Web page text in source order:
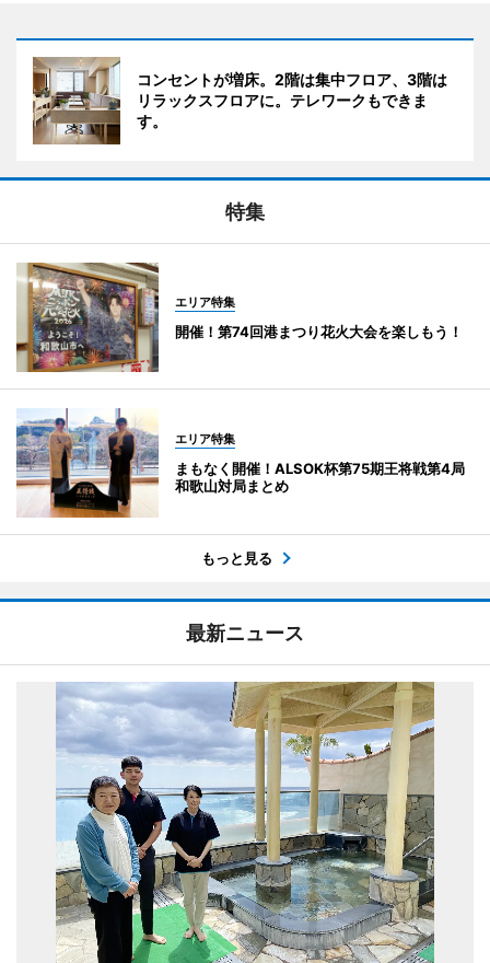
コンセントが増床。2階は集中フロア、3階は
リラックスフロアに。テレワークもできま
す。
特集
エリア特集
開催！第74回港まつり花火大会を楽しもう！
エリア特集
まもなく開催！ALSOK杯第75期王将戦第4局
和歌山対局まとめ
もっと見る
最新ニュース